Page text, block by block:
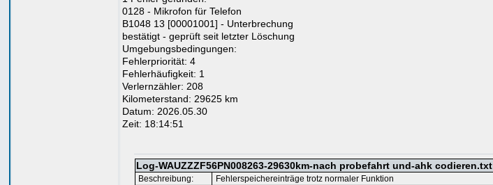
0128 - Mikrofon für Telefon
B1048 13 [00001001] - Unterbrechung
bestätigt - geprüft seit letzter Löschung
Umgebungsbedingungen:
Fehlerpriorität: 4
Fehlerhäufigkeit: 1
Verlernzähler: 208
Kilometerstand: 29625 km
Datum: 2026.05.30
Zeit: 18:14:51
Log-WAUZZZF56PN008263-29630km-nach probefahrt und-ahk codieren.txt
Beschreibung: Fehlerspeichereinträge trotz normaler Funktion